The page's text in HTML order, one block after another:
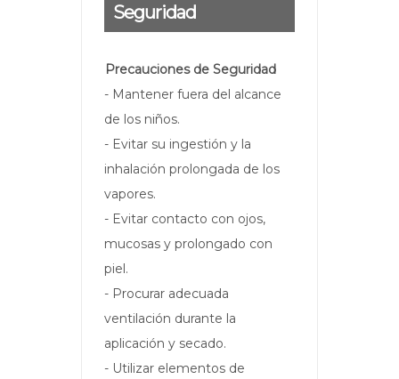
Seguridad
Precauciones de Seguridad
- Mantener fuera del alcance
de los niños.
- Evitar su ingestión y la
inhalación prolongada de los
vapores.
- Evitar contacto con ojos,
mucosas y prolongado con
piel.
- Procurar adecuada
ventilación durante la
aplicación y secado.
- Utilizar elementos de